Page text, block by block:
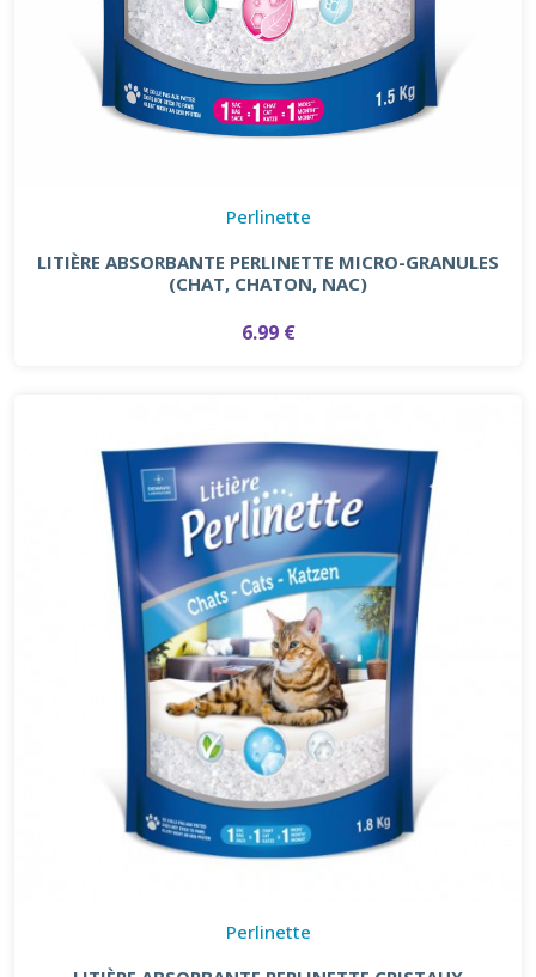
Perlinette
LITIÈRE ABSORBANTE PERLINETTE MICRO-GRANULES
(CHAT, CHATON, NAC)
6.99 €
Perlinette